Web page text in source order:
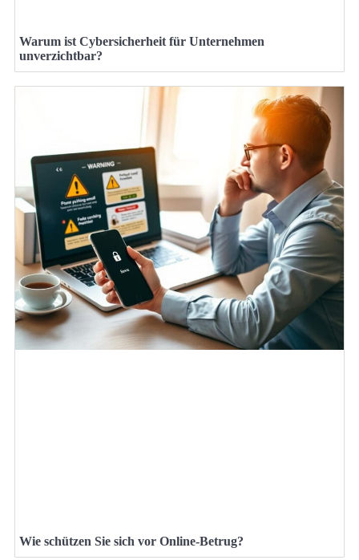
Warum ist Cybersicherheit für Unternehmen
unverzichtbar?
Wie schützen Sie sich vor Online-Betrug?